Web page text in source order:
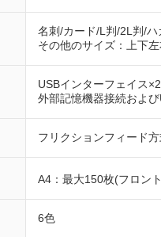
名刺/カード/L判/2L判/
その他のサイズ：上下
USBインターフェイス
外部記憶機器接続およ
フリクションフィード
A4：最大150枚(フロン
6色